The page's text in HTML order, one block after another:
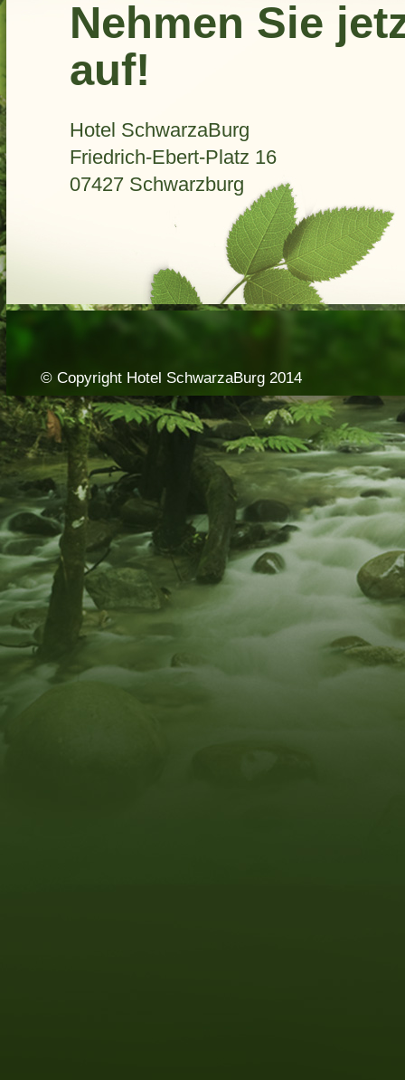
Nehmen Sie
auf!
Hotel SchwarzaBurg
Friedrich-Ebert-Platz 16
07427 Schwarzburg
© Copyright Hotel SchwarzaBurg 2014